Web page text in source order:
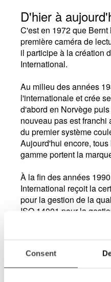
Consent
D'hier à
C'est en 1972 que
première caméra de
il participe à la création
International.
Au milieu des années
l'internationale et crée
d'abord en Norvège
nouveau pas est franchi
du premier système
Aujourd'hui encore,
gamme portent la
À la fin des années
International reçoit la
pour la gestion de la
ISO 14001 pour la
est la première
L'entreprise s'est
fil des ans, de même